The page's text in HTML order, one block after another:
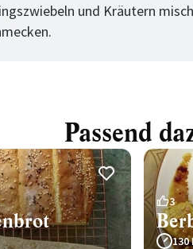
und Kräutern
Passend
3
130